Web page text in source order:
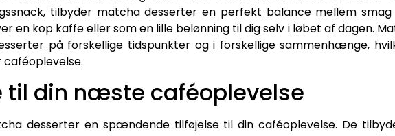
tilbyder matcha desserter en perfekt balance mellem smag
en kop kaffe eller som en lille belønning til dig selv i løbet af dagen.
på forskellige tidspunkter og i forskellige sammenhænge,
til din næste caféoplevelse
desserter en spændende tilføjelse til din caféoplevelse. De